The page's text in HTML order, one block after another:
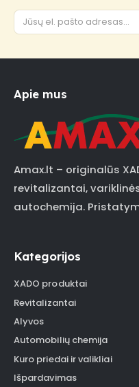
Apie mus
Amax.lt – originalūs
revitalizantai,
autochemija.
Kategorijos
XADO produktai
Revitalizantai
Alyvos
Automobilių chemija
Kuro priedai ir valikliai
Išpardavimas